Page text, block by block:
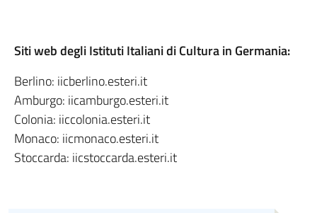
Siti web degli Istituti Italiani di Cultura in Germania:
Berlino: iicberlino.esteri.it
Amburgo: iicamburgo.esteri.it
Colonia: iiccolonia.esteri.it
Monaco: iicmonaco.esteri.it
Stoccarda: iicstoccarda.esteri.it